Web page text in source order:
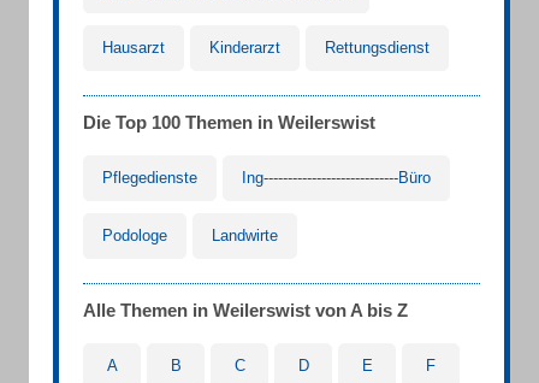
Hausarzt Kinderarzt Rettungsdienst
Die Top 100 Themen in Weilerswist
Pflegedienste Ing----------------------------Büro
Podologe Landwirte
Alle Themen in Weilerswist von A bis Z
A B C D E F